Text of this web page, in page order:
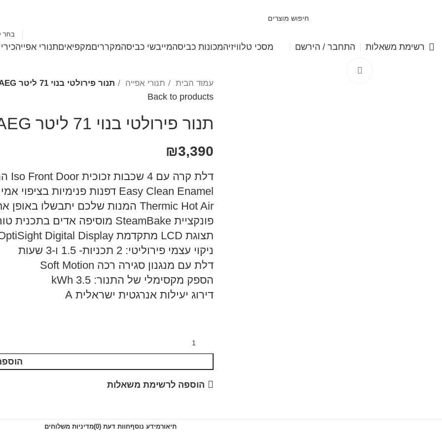
בחר
רשימת משאלות התחבר / הירשם מסכי טלוויזיהמכונות כביסהמייבשי כביסהמקרריםמקפיאיםתנורי אפייה
עמוד הבית תנורי אפייה תנור פירולטי בנוי 71 ליטר AEG​ דגם BPE255632W לבן
Back to products
תנור פירולטי בנוי 71 ליטר AEG​ דגם BPE255632W לבן
₪3,390
דלת קרה עם 4 שכבות זכוכית Iso Front Door המתפרקות לניקוי קל
Easy Clean Enamel דפנות פנימיות בציפוי אמייל Diamond Glazed לניקוי קל.
Thermic Hot Air המנות שלכם יתבשלו באופן אחיד בכל מקום בו תניחו אותן בתנור
פונקציית SteamBake מוסיפה אדים בתכנית טורבו אקטיבי ומשפרת כל בישול ואפיה.
תצוגת LCD מתקדמת OptiSight Digital Display
ניקוי עצמי פירוליטי: 2 תכניות- 1.5 ו-3 שעות
דלת עם מנגנון סגירה רכה Soft Motion
הספק מקסימלי של התנור: 3.5 kWh
דירוג יעילות אנרגטית ישראלית A
הוספה לרשימת משאלות
תיאורמידע נוסףחוות דעת (0) מדיניות משלוחים